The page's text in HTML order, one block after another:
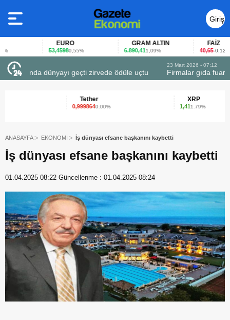
Giriş
Yap
EURO
53,45980,55%
GRAM ALTIN
6.890,411,09% 40,65-0,12%
Firmalar gıda fuarlarını bu anket ile değerlendirdi
Tether
0,9998640.00% 1.79%
ANASAYFA EKONOMİ İş dünyası efsane başkanını kaybetti
İş dünyası efsane başkanını kaybetti
01.04.2025 08:22 Güncellenme : 01.04.2025 08:24